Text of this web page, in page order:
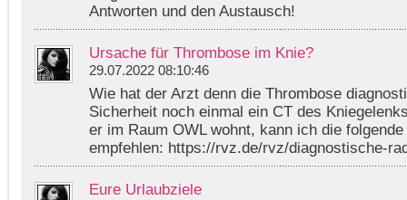
Antworten und den Austausch!
Ursache für Thrombose im Knie?
29.07.2022 08:10:46
Wie hat der Arzt denn die Thrombose
Sicherheit noch einmal ein CT des
er im Raum OWL wohnt, kann ich die
empfehlen: https://rvz.de/rvz/diagnostische-
Eure Urlaubziele